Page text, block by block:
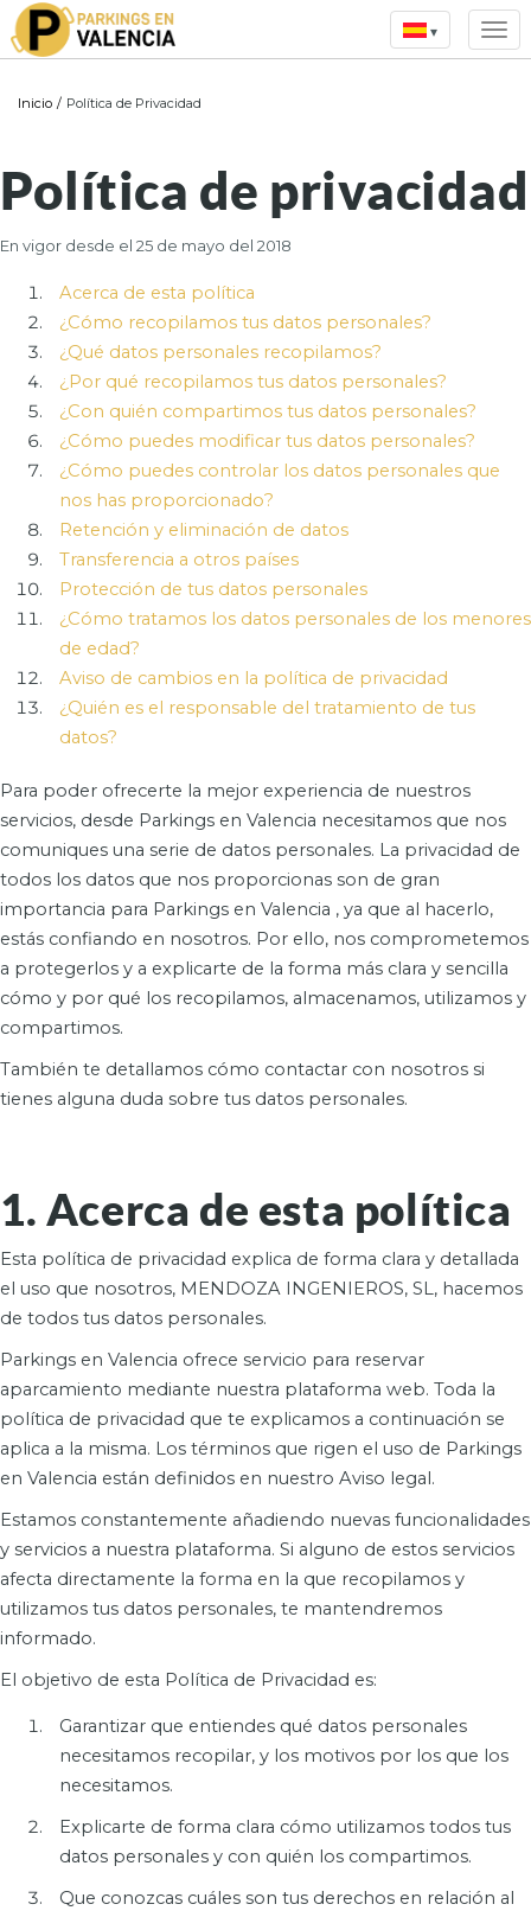
▾
Inicio / Política de Privacidad
Política de privacidad
En vigor desde el 25 de mayo del 2018
Acerca de esta política
¿Cómo recopilamos tus datos personales?
¿Qué datos personales recopilamos?
¿Por qué recopilamos tus datos personales?
¿Con quién compartimos tus datos personales?
¿Cómo puedes modificar tus datos personales?
¿Cómo puedes controlar los datos personales que
nos has proporcionado?
Retención y eliminación de datos
Transferencia a otros países
Protección de tus datos personales
¿Cómo tratamos los datos personales de los menores
de edad?
Aviso de cambios en la política de privacidad
¿Quién es el responsable del tratamiento de tus
datos?
Para poder ofrecerte la mejor experiencia de nuestros
servicios, desde Parkings en Valencia necesitamos que nos
comuniques una serie de datos personales. La privacidad de
todos los datos que nos proporcionas son de gran
importancia para Parkings en Valencia , ya que al hacerlo,
estás confiando en nosotros. Por ello, nos comprometemos
a protegerlos y a explicarte de la forma más clara y sencilla
cómo y por qué los recopilamos, almacenamos, utilizamos y
compartimos.
También te detallamos cómo contactar con nosotros si
tienes alguna duda sobre tus datos personales.
1. Acerca de esta política
Esta política de privacidad explica de forma clara y detallada
el uso que nosotros, MENDOZA INGENIEROS, SL, hacemos
de todos tus datos personales.
Parkings en Valencia ofrece servicio para reservar
aparcamiento mediante nuestra plataforma web. Toda la
política de privacidad que te explicamos a continuación se
aplica a la misma. Los términos que rigen el uso de Parkings
en Valencia están definidos en nuestro Aviso legal.
Estamos constantemente añadiendo nuevas funcionalidades
y servicios a nuestra plataforma. Si alguno de estos servicios
afecta directamente la forma en la que recopilamos y
utilizamos tus datos personales, te mantendremos
informado.
El objetivo de esta Política de Privacidad es:
Garantizar que entiendes qué datos personales
necesitamos recopilar, y los motivos por los que los
necesitamos.
Explicarte de forma clara cómo utilizamos todos tus
datos personales y con quién los compartimos.
Que conozcas cuáles son tus derechos en relación al